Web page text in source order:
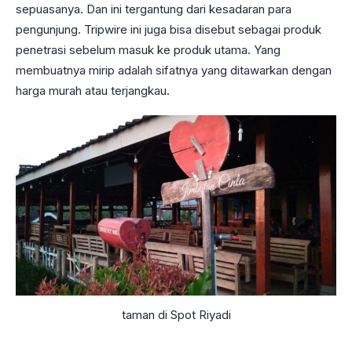
sepuasanya. Dan ini tergantung dari kesadaran para
pengunjung. Tripwire ini juga bisa disebut sebagai produk
penetrasi sebelum masuk ke produk utama. Yang
membuatnya mirip adalah sifatnya yang ditawarkan dengan
harga murah atau terjangkau.
taman di Spot Riyadi